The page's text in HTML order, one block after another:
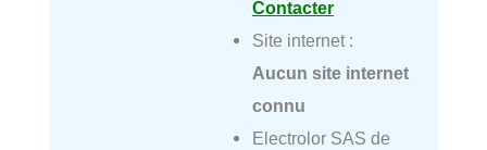
Contacter
Site internet :
Aucun site internet
connu
Electrolor SAS de